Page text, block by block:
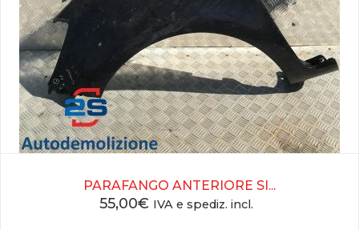
PARAFANGO ANTERIORE SI...
55,00€ IVA e spediz. incl.